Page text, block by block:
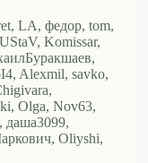
LA, федор, tom,
Komissar,
Alexmil, savko,
Olga, Nov63,
даша3099,
Oliyshi,